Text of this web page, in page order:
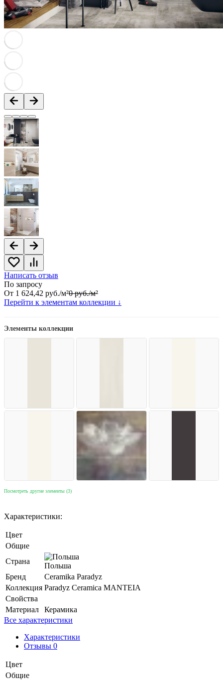
Написать отзыв
По запросу
От 1 624,42 руб./м²0 руб./м²
Перейти к элементам коллекции ↓
Элементы коллекции
Посмотреть другие элементы (3)
Характеристики:
Цвет
Общие
Страна
Польша
Бренд
Ceramika Paradyz
Коллекция Paradyz Ceramica MANTEIA
Свойства
Материал
Керамика
Все характеристики
Характеристики
Отзывы 0
Цвет
Общие